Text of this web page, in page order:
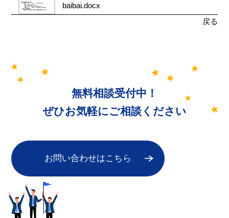
baibai.docx
戻る
無料相談受付中！
ぜひお気軽にご相談ください
お問い合わせはこちら